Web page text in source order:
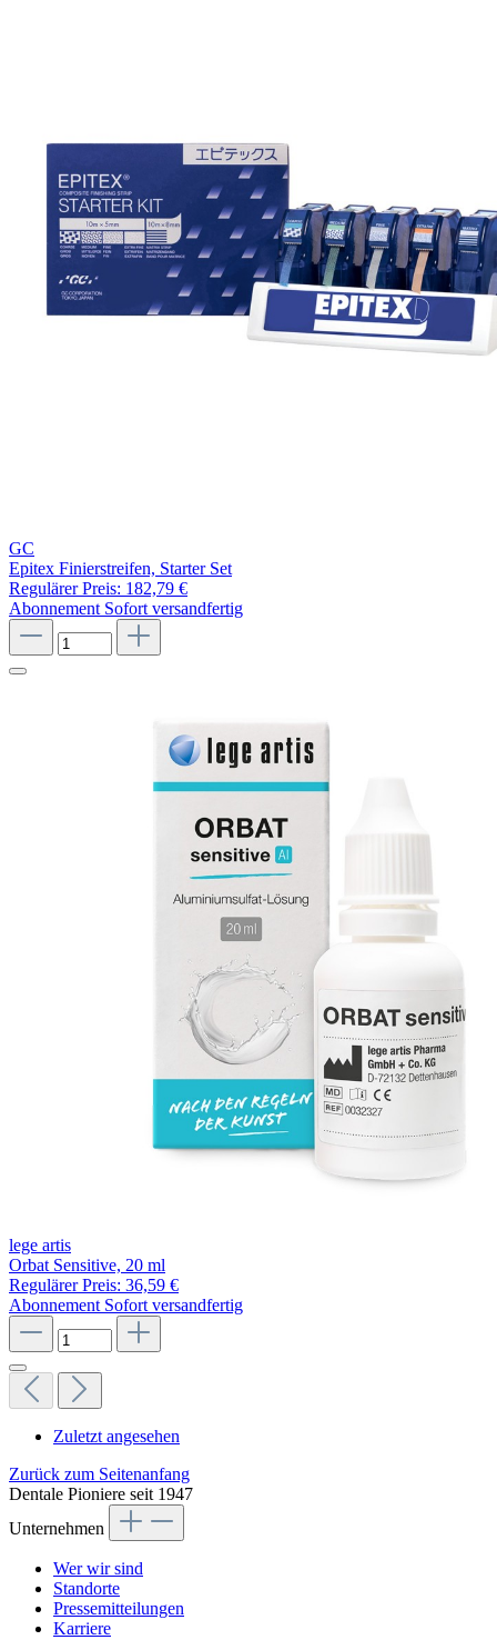
GC
Epitex Finierstreifen, Starter Set
Regulärer Preis: 182,79 €
Abonnement Sofort versandfertig
lege artis
Orbat Sensitive, 20 ml
Regulärer Preis: 36,59 €
Abonnement Sofort versandfertig
Zuletzt angesehen
Zurück zum Seitenanfang
Dentale Pioniere seit 1947
Unternehmen
Wer wir sind
Standorte
Pressemitteilungen
Karriere